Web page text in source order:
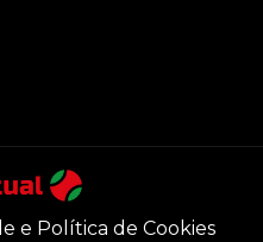
e Política de Cookies